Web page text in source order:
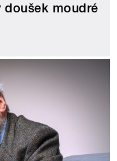
doušek moudré